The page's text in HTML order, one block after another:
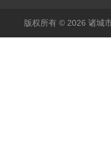
版权所有 © 2026 诸城